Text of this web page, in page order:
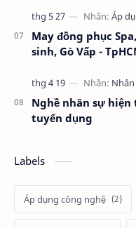
May đồng phục
sinh, Gò Vấp -
Nghề nhân sự hiện
tuyển dụng
Labels
Áp dụng công nghệ